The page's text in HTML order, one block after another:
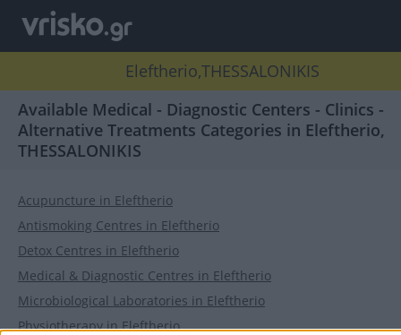
Eleftherio,THESSALONIKIS
Available Medical - Diagnostic Centers - Clinics -
Alternative Treatments Categories in Eleftherio,
THESSALONIKIS
Acupuncture in Eleftherio
Antismoking Centres in Eleftherio
Detox Centres in Eleftherio
Medical & Diagnostic Centres in Eleftherio
Microbiological Laboratories in Eleftherio
Physiotherapy in Eleftherio